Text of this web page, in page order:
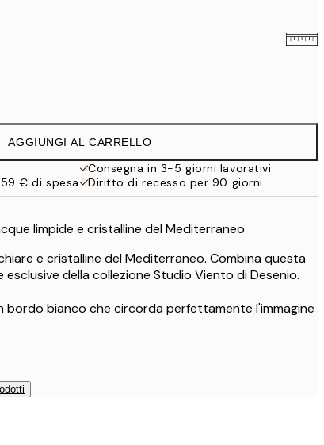
32,45 €
AGGIUNGI AL CARRELLO
Consegna in 3-5 giorni lavorativi
€ di spesa
Diritto di recesso per 90 giorni
limpide e cristalline del Mediterraneo
e cristalline del Mediterraneo. Combina questa
della collezione Studio Viento di Desenio.
bordo bianco che circorda perfettamente l'immagine